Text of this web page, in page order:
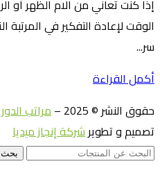
إذا كنت تعاني من آلام الظهر أو
الوقت لإعادة التفكير في المرتبة
سر...
أكمل القراءة
حقوق النشر © 2025 –
مراتب
تصميم و تطويرشركة إنجاز ميديا
بحث